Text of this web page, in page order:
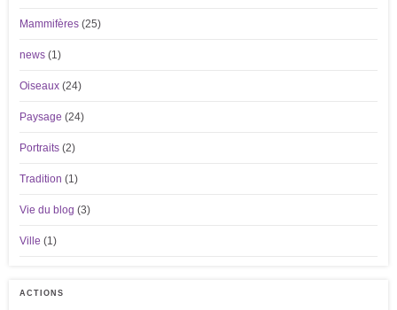
Mammifères (25)
news (1)
Oiseaux (24)
Paysage (24)
Portraits (2)
Tradition (1)
Vie du blog (3)
Ville (1)
ACTIONS